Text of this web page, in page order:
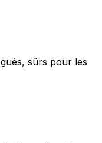
sûrs pour les